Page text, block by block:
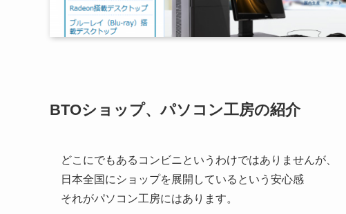
BTOショップ、パソコン工房の紹介
どこにでもあるコンビニというわけではありませんが、
日本全国にショップを展開しているという安心感
それがパソコン工房にはあります。